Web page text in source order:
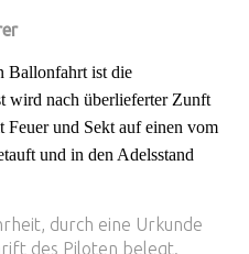
Ballonfahrt ist die
wird nach überlieferter Zunft
und Sekt auf einen vom
und in den Adelsstand
durch eine Urkunde
des Piloten belegt.